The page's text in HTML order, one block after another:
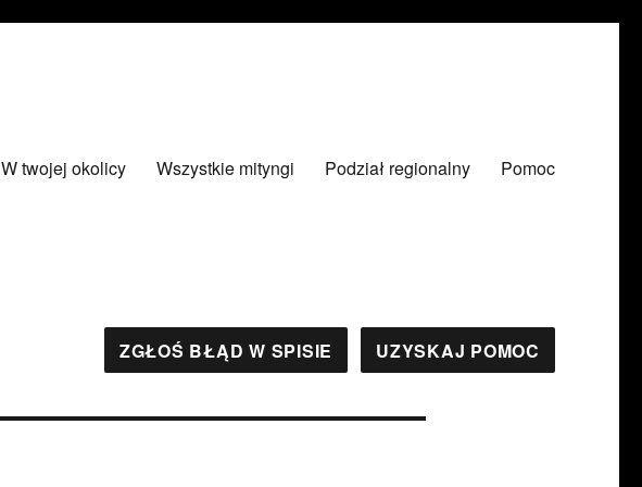
W twojej okolicy Wszystkie mityngi Podział regionalny Pomoc
ZGŁOŚ BŁĄD W SPISIE UZYSKAJ POMOC